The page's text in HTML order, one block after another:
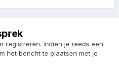
registreren. Indien je reeds een
het bericht te plaatsen met je